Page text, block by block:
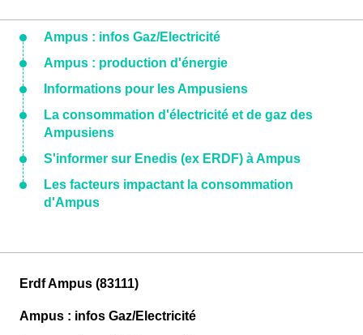
Ampus : infos Gaz/Electricité
Ampus : production d'énergie
Informations pour les Ampusiens
La consommation d'électricité et de gaz des
Ampusiens
S'informer sur Enedis (ex ERDF) à Ampus
Les facteurs impactant la consommation
d'Ampus
Erdf Ampus (83111)
Ampus : infos Gaz/Electricité